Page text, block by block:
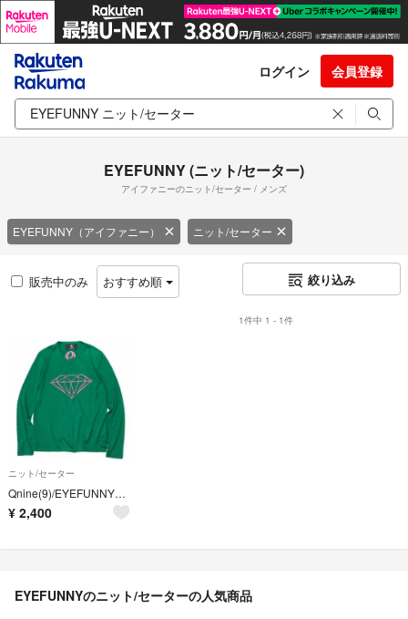
ログイン 会員登録
EYEFUNNY (ニット/セーター)
アイファニーのニット/セーター / メンズ
EYEFUNNY（アイファニー） ニット/セーター
販売中のみ おすすめ順 絞り込み
1件中 1 - 1件
ニット/セーター
Qnine(9)/EYEFUNNY★薄手ウールニット★ピンク刺繍★アイファニー
¥ 2,400
EYEFUNNYのニット/セーターの人気商品